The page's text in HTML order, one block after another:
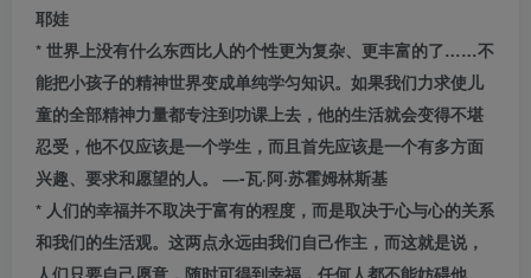
耶娃
* 世界上没有什么东西比人的个性更为复杂、更丰富的了……不
能把小孩子的精神世界变成单纯学匀知识。如果我们力求使儿
童的全部精神力量都专注到功课上去，他的生活就会变得不堪
忍受，他不仅应该是一个学生，而且首先应该是一个有多方面
兴趣、要求和愿望的人。 —-瓦·阿·苏霍姆林斯基
* 人们的幸福并不取决于富有的程度，而是取决于心与心的关系
和我们的生活观。这两点永远由我们自己作主，而这就是说，